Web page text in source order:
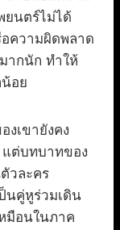
ยนตร์ไม่ได้
ความผิดพลาด
ากนัก ทำให้
อย
งเขายังคง
แต่บทบาทของ
วละคร
นคู่หูร่วมเดิน
มือนในภาค